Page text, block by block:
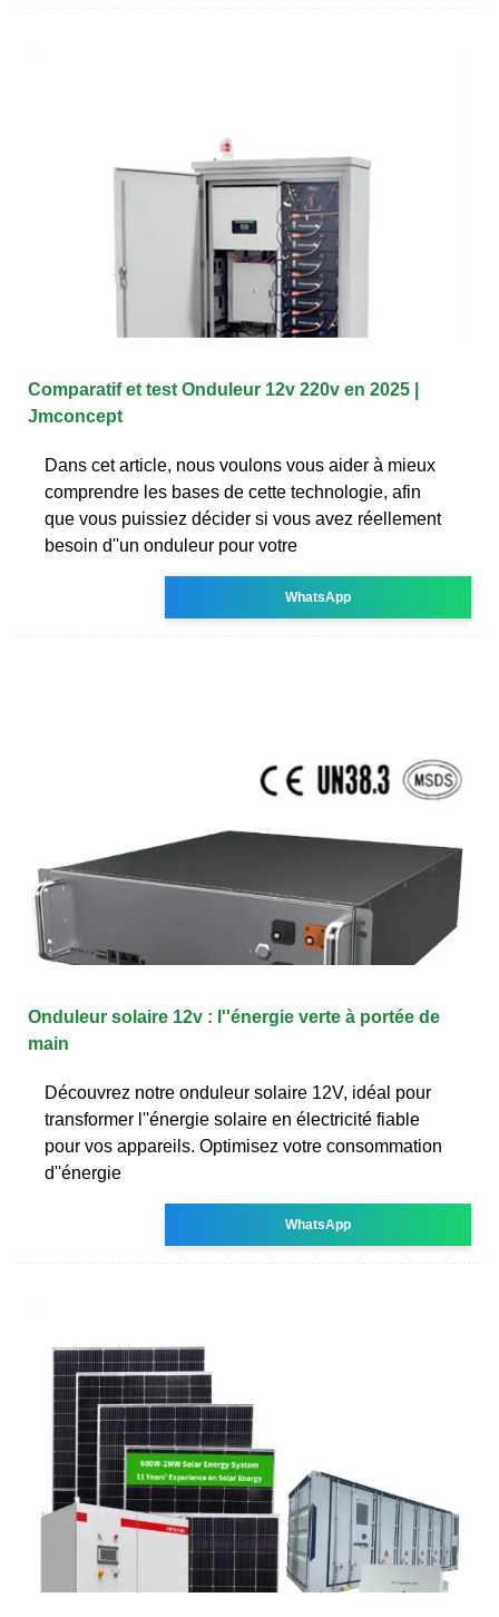
Comparatif et test Onduleur 12v 220v en 2025 |
Jmconcept
Dans cet article, nous voulons vous aider à mieux
comprendre les bases de cette technologie, afin
que vous puissiez décider si vous avez réellement
besoin d''un onduleur pour votre
WhatsApp
Onduleur solaire 12v : l''énergie verte à portée de
main
Découvrez notre onduleur solaire 12V, idéal pour
transformer l''énergie solaire en électricité fiable
pour vos appareils. Optimisez votre consommation
d''énergie
WhatsApp